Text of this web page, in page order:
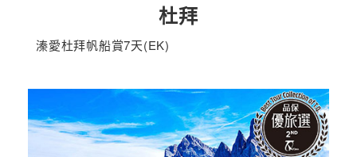
杜拜
溱愛杜拜帆船賞7天(EK)